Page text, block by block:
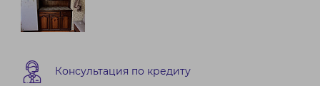
Консультация по кредиту